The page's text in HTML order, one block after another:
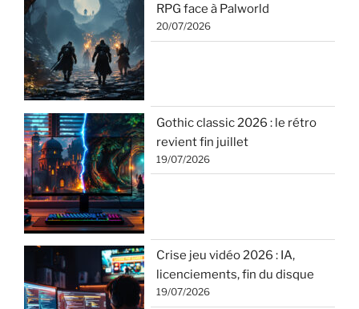
RPG face à Palworld
20/07/2026
Gothic classic 2026 : le rétro
revient fin juillet
19/07/2026
Crise jeu vidéo 2026 : IA,
licenciements, fin du disque
19/07/2026